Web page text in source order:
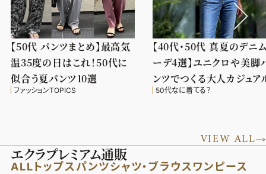
【50代 パンツまとめ】最高気
温35度の日はこれ！50代に
似合う夏パンツ10選
ファッションTOPICS
【40代・50代 真夏のデニ
ーデ4選】ユニクロや美脚
ンツでつくる大人カジュア
50代なに着てる？
VIEW ALL
エクラプレミアム通販
ALLトップスパンツシャツ・ブラウスワンピース